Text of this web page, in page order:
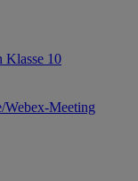
Klasse 10
Webex-Meeting